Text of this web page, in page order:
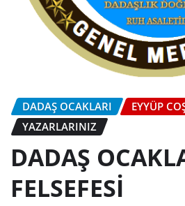
DADAŞ OCAKLARI
EYYÜP
YAZARLARINIZ
DADAŞ
FELSEFESİ